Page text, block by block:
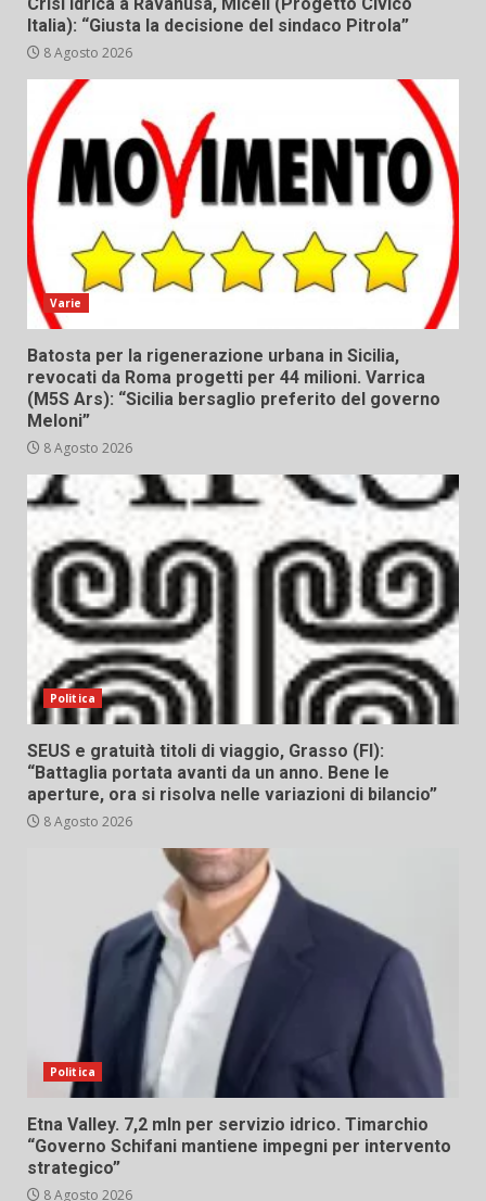
Italia): “Giusta la decisione del sindaco Pitrola”
8 Agosto 2026
Varie
Batosta per la rigenerazione urbana in Sicilia,
revocati da Roma progetti per 44 milioni. Varrica
(M5S Ars): “Sicilia bersaglio preferito del governo
Meloni”
8 Agosto 2026
Politica
SEUS e gratuità titoli di viaggio, Grasso (FI):
“Battaglia portata avanti da un anno. Bene le
aperture, ora si risolva nelle variazioni di bilancio”
8 Agosto 2026
Politica
Etna Valley. 7,2 mln per servizio idrico. Timarchio
“Governo Schifani mantiene impegni per intervento
strategico”
8 Agosto 2026